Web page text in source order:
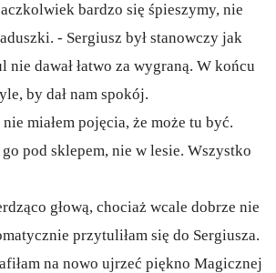
bardzo się śpieszymy, nie
- Sergiusz był stanowczy jak
dawał łatwo za wygraną. W końcu
by dał nam spokój.
miałem pojęcia, że może tu być.
pod sklepem, nie w lesie. Wszystko
głową, chociaż wcale dobrze nie
przytuliłam się do Sergiusza.
na nowo ujrzeć piękno Magicznej